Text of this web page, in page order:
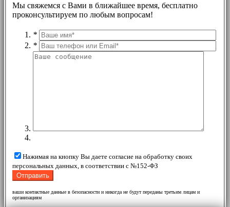
Мы свяжемся с Вами в ближайшее время, бесплатно
проконсультируем по любым вопросам!
*
*
Нажимая на кнопку Вы даете согласие на обработку своих
персональных данных, в соответствии с №152-ФЗ
ваши контактные данные в безопасности и никогда не будут переданы третьим лицам и
организациям